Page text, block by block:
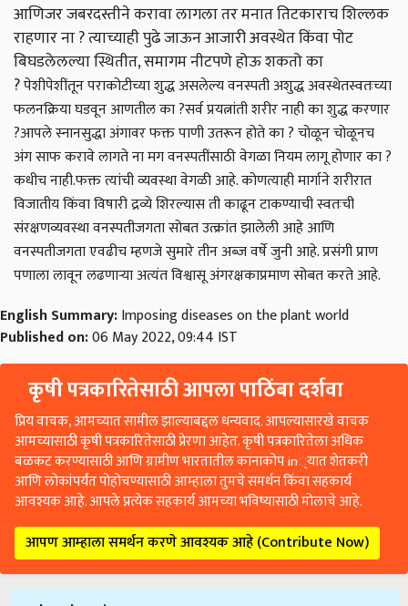
आणिजर जबरदस्तीने करावा लागला तर मनात तिटकाराच शिल्लक
राहणार ना ? त्याच्याही पुढे जाऊन आजारी अवस्थेत किंवा पोट
बिघडलेलल्या स्थितीत, समागम नीटपणे होऊ शकतो का
?पेशीपेशींतून पराकोटीच्या शुद्ध असलेल्य वनस्पती अशुद्ध अवस्थेतस्वतःच्या
फलनक्रिया घडवून आणतील का ?सर्व प्रयत्नांती शरीर नाही का शुद्ध करणार
?आपले स्नानसुद्धा अंगावर फक्त पाणी उतरून होते का ? चोळून चोळूनच
अंग साफ करावे लागते ना मग वनस्पतींसाठी वेगळा नियम लागू होणार का ?
कधीच नाही.फक्त त्यांची व्यवस्था वेगळी आहे. कोणत्याही मार्गाने शरीरात
विजातीय किंवा विषारी द्रव्ये शिरल्यास ती काढून टाकण्याची स्वतःची
संरक्षणव्यवस्था वनस्पतीजगता सोबत उत्क्रांत झालेली आहे आणि
वनस्पतीजगता एवढीच म्हणजे सुमारे तीन अब्ज वर्षे जुनी आहे. प्रसंगी प्राण
पणाला लावून लढणाऱ्या अत्यंत विश्वासू अंगरक्षकाप्रमाण सोबत करते आहे.
English Summary:Imposing diseases on the plant world
Published on:06 May 2022, 09:44 IST
कृषी पत्रकारितेसाठी आपला पाठिंबा दर्शवा
प्रिय वाचक, आमच्यात सामील झाल्याबद्दल धन्यवाद. आपल्यासारखे वाचक
आमच्यासाठी कृषी पत्रकारितेसाठी प्रेरणा आहेत. कृषी पत्रकारितेला अधिक
बळकट करण्यासाठी आणि ग्रामीण भारतातील कानाकोप in्यात शेतकरी
आणि लोकांपर्यंत पोहोचण्यासाठी आम्हाला तुमचे समर्थन किंवा सहकार्य
आवश्यक आहे. आपले प्रत्येक सहकार्य आमच्या भविष्यासाठी मोलाचे आहे.
आपण आम्हाला समर्थन करणे आवश्यक आहे (Contribute Now)